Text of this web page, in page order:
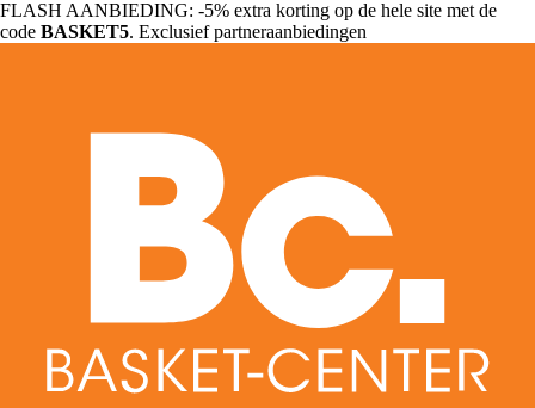
FLASH AANBIEDING: -5% extra korting op de hele site met de
code BASKET5. Exclusief partneraanbiedingen